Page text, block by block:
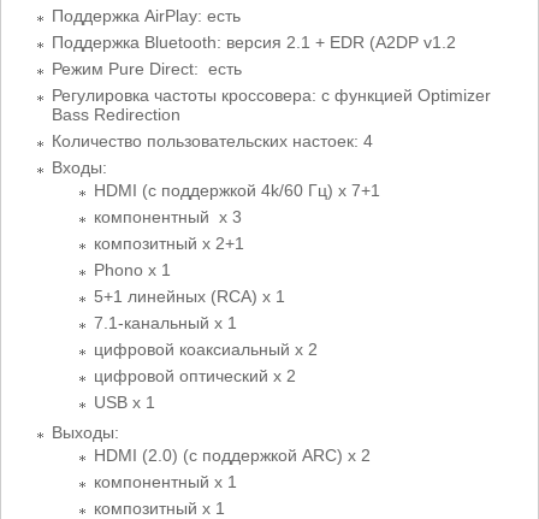
Поддержка AirPlay: есть
Поддержка Bluetooth: версия 2.1 + EDR (A2DP v1.2
Режим Pure Direct: есть
Регулировка частоты кроссовера: с функцией Optimizer
Bass Redirection
Количество пользовательских настоек: 4
Входы:
HDMI (с поддержкой 4k/60 Гц) x 7+1
компонентный x 3
композитный x 2+1
Phono x 1
5+1 линейных (RCA) x 1
7.1-канальный x 1
цифровой коаксиальный x 2
цифровой оптический x 2
USB x 1
Выходы:
HDMI (2.0) (с поддержкой ARC) x 2
компонентный x 1
композитный x 1